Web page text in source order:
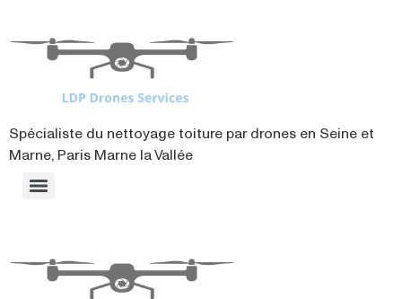
Spécialiste du nettoyage toiture par drones en Seine et
Marne, Paris Marne la Vallée